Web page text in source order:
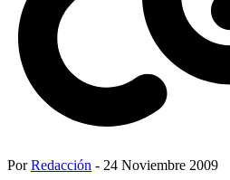
PorRedacción - 24 Noviembre 2009